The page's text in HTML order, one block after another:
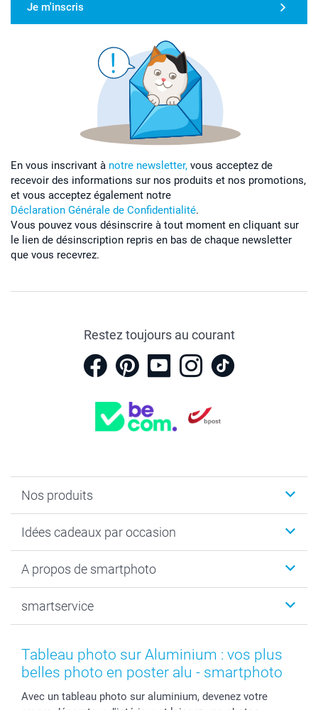
Je m'inscris
En vous inscrivant à notre newsletter, vous acceptez de
recevoir des informations sur nos produits et nos promotions,
et vous acceptez également notre
Déclaration Générale de Confidentialité.
Vous pouvez vous désinscrire à tout moment en cliquant sur
le lien de désinscription repris en bas de chaque newsletter
que vous recevrez.
Restez toujours au courant
Nos produits
Cadeaux photo
Tirage photo & agrandissement
MyNameBook
Stickers & Etiquettes
Cadres photo, accessoires déco & bonbons
Dénicheur d'idées cadeau
Idées cadeaux par occasion
Anniversaire
Fin d'études
Naissance & baptême
Fête des Pères
Rentrée des classes
A propos de smartphoto
Durabilité
Conditions
Droit de rétraction
Conditions générales
smartservice
smartgarantie
smartbonus
Modes de paiement
Tableau photo sur Aluminium : vos plus
belles photo en poster alu - smartphoto
Avec un tableau photo sur aluminium, devenez votre